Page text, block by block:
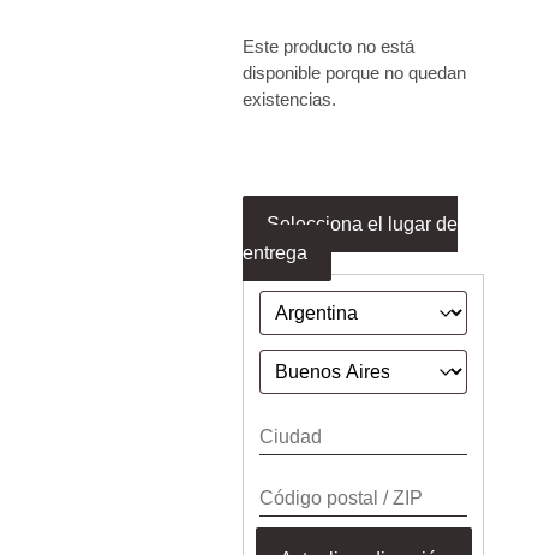
Este producto no está
disponible porque no quedan
existencias.
Selecciona el lugar de
entrega